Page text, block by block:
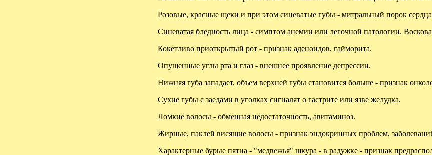
Розовые, красные щеки и при этом синеватые губы - митральный порок
Синеватая бледность лица - симптом анемии или легочной патологии.
Кокетливо приоткрытый рот - признак аденоидов, гайморита.
Опущенные углы рта и глаз - внешнее проявление депрессии.
Нижняя губа западает, объем верхней губы становится больше - признак
Сухие губы с заедами в уголках сигналят о гастрите или язве желудка.
Ломкие волосы - обменная недостаточность, авитаминоз.
Жирные, паклей висящие волосы - признак эндокринных проблем,
Характерные бурые пятна - "медвежья" шкура - в радужке - признак